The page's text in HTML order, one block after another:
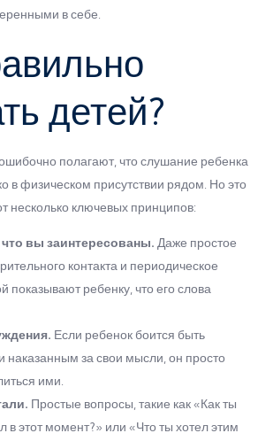
в себе.
детей?
полагают, что слушание ребенка
в физическом присутствии рядом. Но это
несколько ключевых принципов:
вы заинтересованы. Даже простое
контакта и периодическое
показывают ребенку, что его слова
Если ребенок боится быть
за свои мысли, он просто
ими.
Простые вопросы, такие как «Как ты
в этот момент?» или «Что ты хотел этим